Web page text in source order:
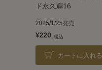
ド永久輝16
2025/1/25発売
¥220
カートに入れる